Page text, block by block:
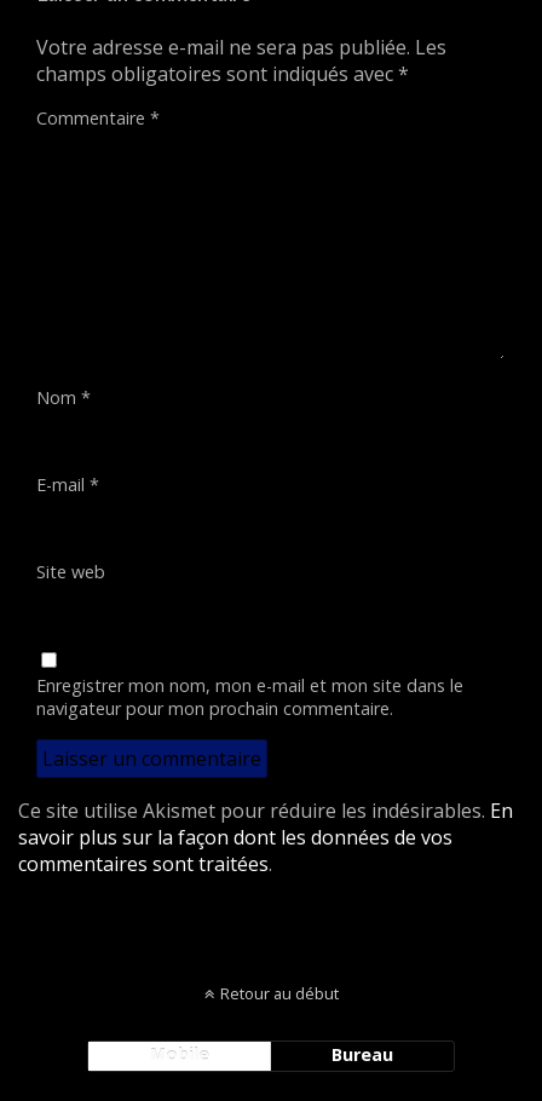
Votre adresse e-mail ne sera pas publiée. Les
champs obligatoires sont indiqués avec*
Commentaire *
Nom *
E-mail *
Site web
Enregistrer mon nom, mon e-mail et mon site dans le
navigateur pour mon prochain commentaire.
Ce site utilise Akismet pour réduire les indésirables. En
savoir plus sur la façon dont les données de vos
commentaires sont traitées.
Retour au début
Mobile Bureau